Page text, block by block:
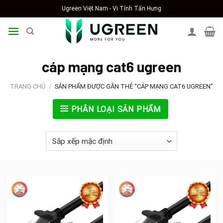
to
content
Ugreen Việt Nam - Vi Tính Tấn Hưng
cáp mạng cat6 ugreen
TRANG CHỦ / SẢN PHẨM ĐƯỢC GẮN THẺ “CÁP MẠNG CAT6 UGREEN”
PHÂN LOẠI SẢN PHẨM